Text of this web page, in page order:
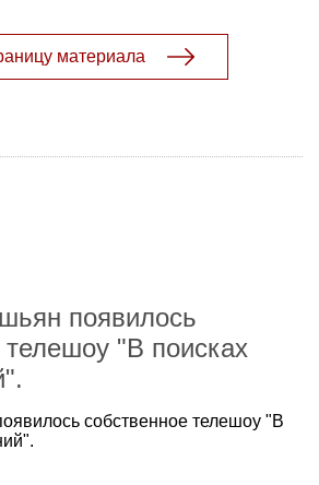
материала
появилось
телешоу "В поисках
собственное телешоу "В